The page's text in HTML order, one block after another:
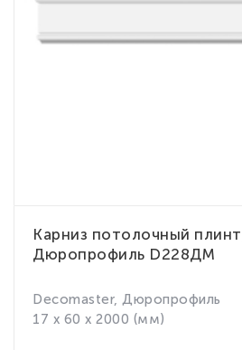
Карниз потолочный
Дюропрофиль D228ДМ
Decomaster, Дюропрофиль
17 x 60 x 2000 (мм)